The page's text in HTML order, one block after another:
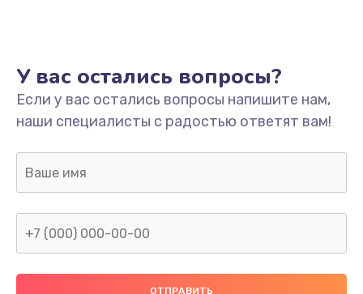
У вас остались вопросы?
Если у вас остались вопросы напишите нам,
наши специалисты с радостью ответят вам!